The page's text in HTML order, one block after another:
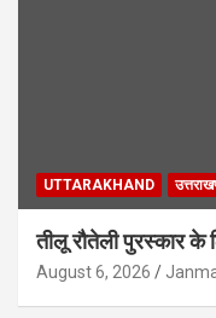
UTTARAKHAND
तीलू रौतेली पुरस्कार के
August 6, 2026